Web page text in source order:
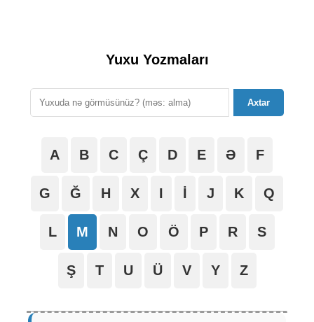
Yuxu Yozmaları
Axtar
A B C Ç D E Ə F
G Ğ H X I İ J K Q
L M N O Ö P R S
Ş T U Ü V Y Z